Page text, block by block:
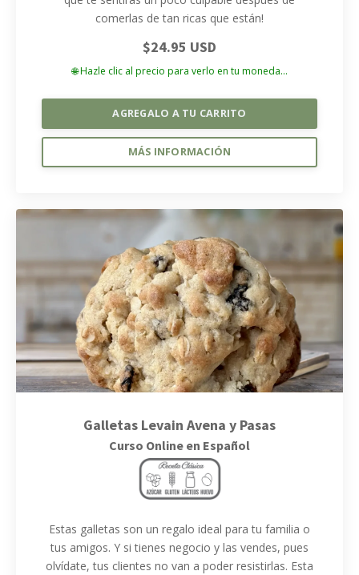
comerlas de tan ricas que están!
$24.95 USD
🌐 Hazle clic al precio para verlo en tu moneda...
AGREGALO A TU CARRITO
MÁS INFORMACIÓN
Galletas Levain Avena y Pasas
Curso Online en Español
Estas galletas son un regalo ideal para tu familia o
tus amigos. Y si tienes negocio y las vendes, pues
olvídate, tus clientes no van a poder resistirlas. Esta